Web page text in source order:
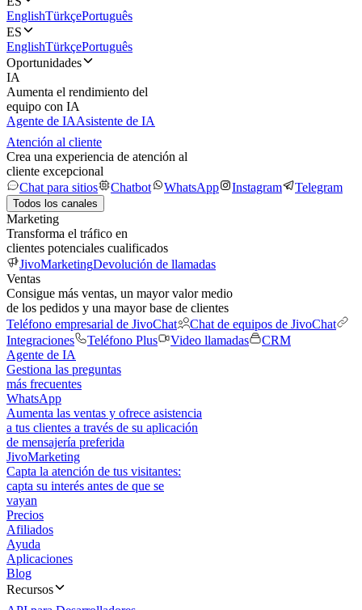
EnglishTürkçePortuguês
ES
EnglishTürkçePortuguês
Oportunidades
IA
Aumenta el rendimiento del
equipo con IA
Agente de IAAsistente de IA
Atención al cliente
Crea una experiencia de atención al
cliente excepcional
Chat para sitios
Chatbot WhatsApp Instagram Telegram
Todos los canales
Marketing
Transforma el tráfico en
clientes potenciales cualificados
JivoMarketingDevolución de llamadas
Ventas
Consigue más ventas, un mayor valor medio
de los pedidos y una mayor base de clientes
Teléfono empresarial de JivoChat
Chat de equipos de JivoChat
Integraciones
Teléfono Plus Video llamadas
CRM
Agente de IA
Gestiona las preguntas
más frecuentes
WhatsApp
Aumenta las ventas y ofrece asistencia
a tus clientes a través de su aplicación
de mensajería preferida
JivoMarketing
Capta la atención de tus visitantes:
capta su interés antes de que se
vayan
Precios
Afiliados
Ayuda
Aplicaciones
Blog
Recursos